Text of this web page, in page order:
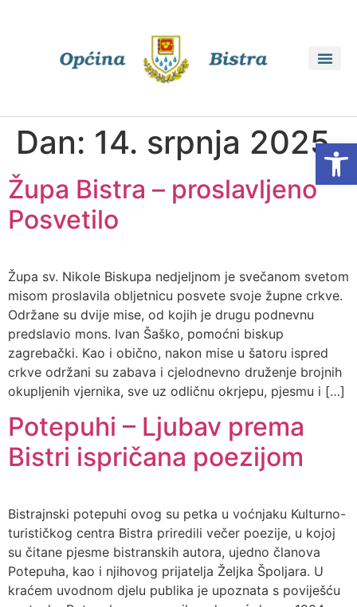
Dan: 14. srpnja 2025.
Župa Bistra – proslavljeno
Posvetilo
Župa sv. Nikole Biskupa nedjeljnom je svečanom svetom
misom proslavila obljetnicu posvete svoje župne crkve.
Održane su dvije mise, od kojih je drugu podnevnu
predslavio mons. Ivan Šaško, pomoćni biskup
zagrebački. Kao i obično, nakon mise u šatoru ispred
crkve održani su zabava i cjelodnevno druženje brojnih
okupljenih vjernika, sve uz odličnu okrjepu, pjesmu i […]
Potepuhi – Ljubav prema
Bistri ispričana poezijom
Bistrajnski potepuhi ovog su petka u voćnjaku Kulturno-
turističkog centra Bistra priredili večer poezije, u kojoj
su čitane pjesme bistranskih autora, ujedno članova
Potepuha, kao i njihovog prijatelja Željka Špoljara. U
kraćem uvodnom djelu publika je upoznata s poviješću